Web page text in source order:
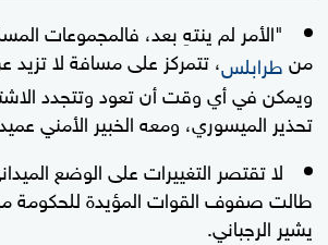
"الأمر لم ينتهِ بعد، فالمجموعات
منطرابلس
ويمكن في أي وقت أن تعود وتتجدد
تحذير الميسوري، ومعه الخبير الأمني
لا تقتصر التغييرات على الوضع
طالت صفوف القوات المؤيدة للحكومة
يشير الرجباني.